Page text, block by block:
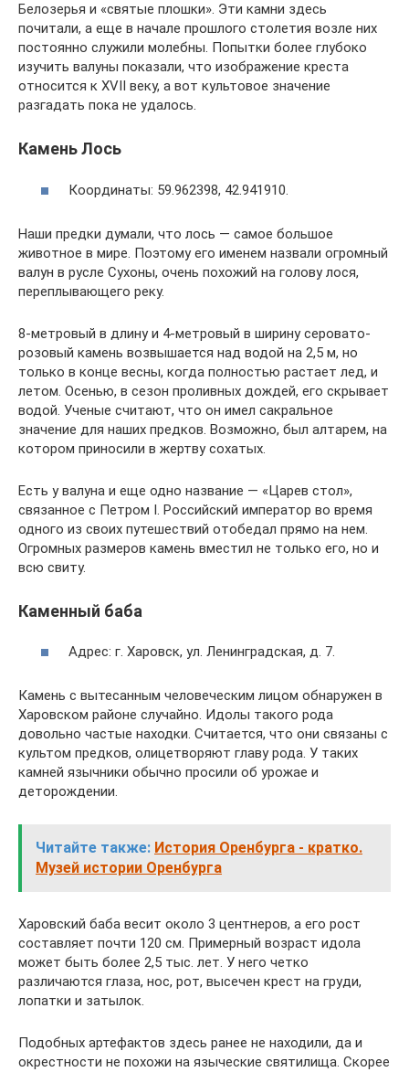
Белозерья и «святые плошки». Эти камни здесь
почитали, а еще в начале прошлого столетия возле них
постоянно служили молебны. Попытки более глубоко
изучить валуны показали, что изображение креста
относится к XVII веку, а вот культовое значение
разгадать пока не удалось.
Камень Лось
Координаты: 59.962398, 42.941910.
Наши предки думали, что лось — самое большое
животное в мире. Поэтому его именем назвали огромный
валун в русле Сухоны, очень похожий на голову лося,
переплывающего реку.
8-метровый в длину и 4-метровый в ширину серовато-
розовый камень возвышается над водой на 2,5 м, но
только в конце весны, когда полностью растает лед, и
летом. Осенью, в сезон проливных дождей, его скрывает
водой. Ученые считают, что он имел сакральное
значение для наших предков. Возможно, был алтарем, на
котором приносили в жертву сохатых.
Есть у валуна и еще одно название — «Царев стол»,
связанное с Петром I. Российский император во время
одного из своих путешествий отобедал прямо на нем.
Огромных размеров камень вместил не только его, но и
всю свиту.
Каменный баба
Адрес: г. Харовск, ул. Ленинградская, д. 7.
Камень с вытесанным человеческим лицом обнаружен в
Харовском районе случайно. Идолы такого рода
довольно частые находки. Считается, что они связаны с
культом предков, олицетворяют главу рода. У таких
камней язычники обычно просили об урожае и
деторождении.
Читайте также: История Оренбурга - кратко.
Музей истории Оренбурга
Харовский баба весит около 3 центнеров, а его рост
составляет почти 120 см. Примерный возраст идола
может быть более 2,5 тыс. лет. У него четко
различаются глаза, нос, рот, высечен крест на груди,
лопатки и затылок.
Подобных артефактов здесь ранее не находили, да и
окрестности не похожи на языческие святилища. Скорее